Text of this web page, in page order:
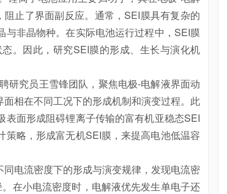
止了界面副反应。通常，SEI膜具有复杂的
非晶物种。在实际电池运行过程中，SEI膜
。因此，研究SEI膜的形成、生长与演化机
究员王雪锋团队，聚焦电极-电解液界面动
相在不同工况下的形成机制和演变过程。此
面形成阻碍锂离子传输的富有机亚稳态SEI
策略，形成富无机SEI膜，来提高电池低温容
电流密度下的形成与演变规律，发现电流密
在小电流密度时，电解液优先发生单电子还